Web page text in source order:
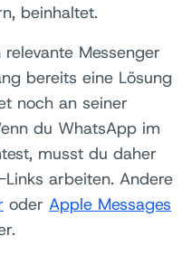
beinhaltet.
Messenger
bereits eine Lösung
noch an seiner
du WhatsApp im
musst du daher
arbeiten. Andere
oder Apple Messages